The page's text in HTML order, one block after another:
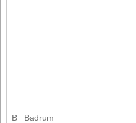
B
Badrum